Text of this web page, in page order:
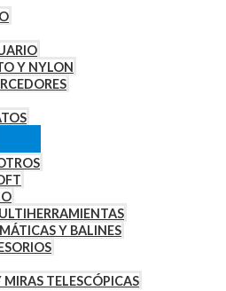
Y NYLON
Y BALINES
MIRAS TELESCÓPICAS